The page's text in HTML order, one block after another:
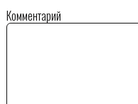
Комментарий